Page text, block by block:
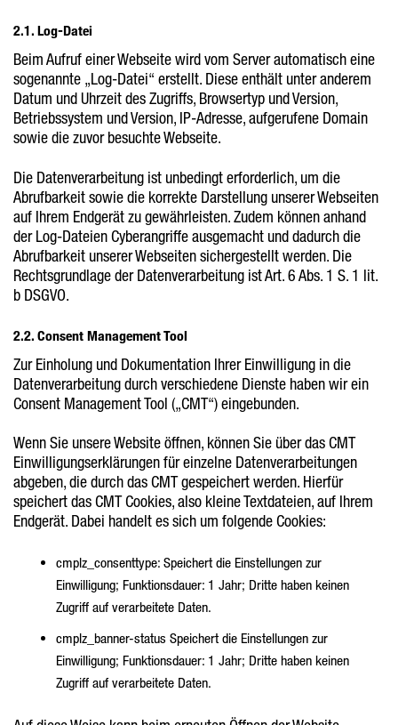
2.1. Log-Datei
Beim Aufruf einer Webseite wird vom Server automatisch eine
sogenannte „Log-Datei“ erstellt. Diese enthält unter anderem
Datum und Uhrzeit des Zugriffs, Browsertyp und Version,
Betriebssystem und Version, IP-Adresse, aufgerufene Domain
sowie die zuvor besuchte Webseite.
Die Datenverarbeitung ist unbedingt erforderlich, um die
Abrufbarkeit sowie die korrekte Darstellung unserer Webseiten
auf Ihrem Endgerät zu gewährleisten. Zudem können anhand
der Log-Dateien Cyberangriffe ausgemacht und dadurch die
Abrufbarkeit unserer Webseiten sichergestellt werden. Die
Rechtsgrundlage der Datenverarbeitung ist Art. 6 Abs. 1 S. 1 lit.
b DSGVO.
2.2. Consent Management Tool
Zur Einholung und Dokumentation Ihrer Einwilligung in die
Datenverarbeitung durch verschiedene Dienste haben wir ein
Consent Management Tool („CMT“) eingebunden.
Wenn Sie unsere Website öffnen, können Sie über das CMT
Einwilligungserklärungen für einzelne Datenverarbeitungen
abgeben, die durch das CMT gespeichert werden. Hierfür
speichert das CMT Cookies, also kleine Textdateien, auf Ihrem
Endgerät. Dabei handelt es sich um folgende Cookies:
cmplz_consenttype: Speichert die Einstellungen zur
Einwilligung; Funktionsdauer: 1 Jahr; Dritte haben keinen
Zugriff auf verarbeitete Daten.
cmplz_banner-status Speichert die Einstellungen zur
Einwilligung; Funktionsdauer: 1 Jahr; Dritte haben keinen
Zugriff auf verarbeitete Daten.